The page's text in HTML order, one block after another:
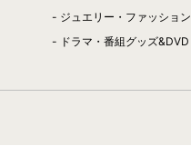
ジュエリー・ファッション
ドラマ・番組グッズ&DVD